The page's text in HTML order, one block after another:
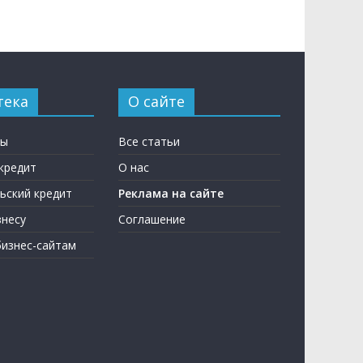
кредит
сайтам
О сайте
Все статьи
О нас
Реклама на сайте
Соглашение